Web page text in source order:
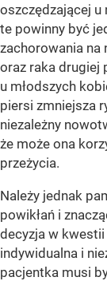
oszczędzającej
te powinny być
zachorowania na
oraz raka drugiej
u młodszych
piersi zmniejsza
niezależny
że może ona
przeżycia.
Należy jednak
powikłań i
decyzja w
indywidualna i
pacjentka musi